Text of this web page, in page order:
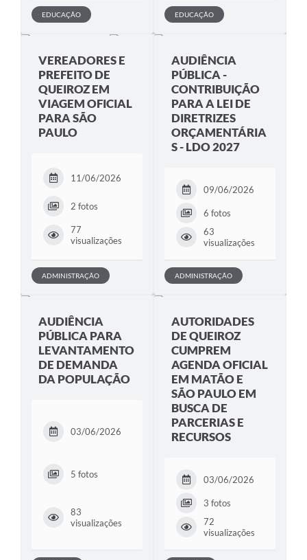
EDUCAÇÃO EDUCAÇÃO
VEREADORES E
PREFEITO DE
QUEIROZ EM
VIAGEM OFICIAL
PARA SÃO
PAULO
11/06/2026
2 fotos
77
visualizações
ADMINISTRAÇÃO
AUDIÊNCIA
PÚBLICA -
CONTRIBUIÇÃO
PARA A LEI DE
DIRETRIZES
ORÇAMENTÁRIA
S - LDO 2027
09/06/2026
6 fotos
63
visualizações
ADMINISTRAÇÃO
AUDIÊNCIA
PÚBLICA PARA
LEVANTAMENTO
DE DEMANDA
DA POPULAÇÃO
03/06/2026
5 fotos
83
visualizações
AUTORIDADES
DE QUEIROZ
CUMPREM
AGENDA OFICIAL
EM MATÃO E
SÃO PAULO EM
BUSCA DE
PARCERIAS E
RECURSOS
03/06/2026
3 fotos
72
visualizações